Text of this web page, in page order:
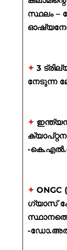
സ്ഥലം –
✦ 3
നേടുന്ന
✦ ഇന്ത്യൻ
-
✦
ഗ്യാസ്
-